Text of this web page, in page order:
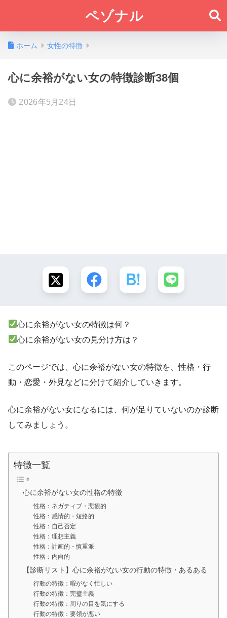
ペゾナル
ホーム 女性の特徴
心に余裕がない女の特徴診断38個
2026年5月24日
心に余裕がない女の特徴は何？
心に余裕がない女の見分け方は？
このページでは、心に余裕がない女の特徴を、性格・行
動・恋愛・外見などに分けて紹介していきます。
心に余裕がない女になるには、何が足りていないのか診断
してみましょう。
特徴一覧
心に余裕がない女の性格の特徴
性格：ネガティブ・悲観的
性格：感情的・短絡的
性格：自己否定
性格：理想主義
性格：計画的・慎重派
性格：内向的
【診断リスト】心に余裕がない女の行動の特徴・あるある
行動の特徴：暇がなく忙しい
行動の特徴：完璧主義
行動の特徴：周りの目を気にする
行動の特徴：要領が悪い